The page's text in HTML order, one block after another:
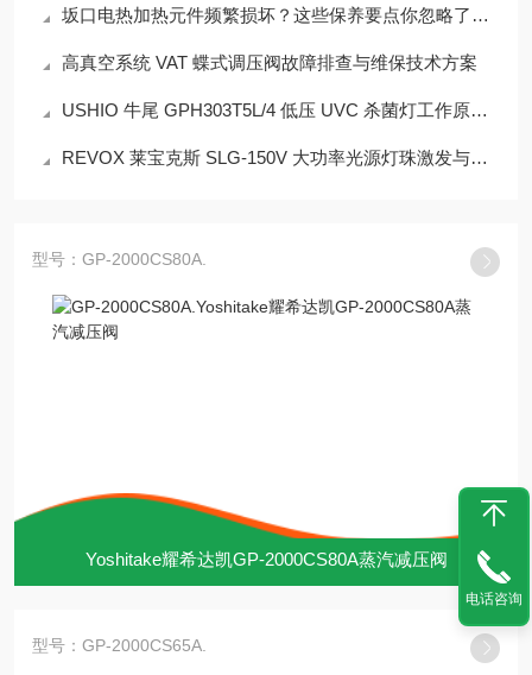
坂口电热加热元件频繁损坏？这些保养要点你忽略了吗？
高真空系统 VAT 蝶式调压阀故障排查与维保技术方案
USHIO 牛尾 GPH303T5L/4 低压 UVC 杀菌灯工作原理剖析
REVOX 莱宝克斯 SLG-150V 大功率光源灯珠激发与控光原理解析
型号：GP-2000CS80A.
Yoshitake耀希达凯GP-2000CS80A蒸汽减压阀
型号：GP-2000CS65A.
电话咨询